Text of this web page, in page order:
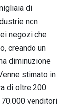
di
non
negozi che
creando un
diminuzione
stimato in
di oltre 200
venditori